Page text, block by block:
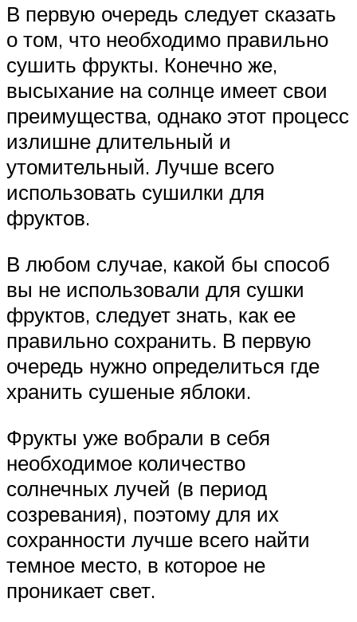
В первую очередь следует сказать
о том, что необходимо правильно
сушить фрукты. Конечно же,
высыхание на солнце имеет свои
преимущества, однако этот процесс
излишне длительный и
утомительный. Лучше всего
использовать сушилки для
фруктов.
В любом случае, какой бы способ
вы не использовали для сушки
фруктов, следует знать, как ее
правильно сохранить. В первую
очередь нужно определиться где
хранить сушеные яблоки.
Фрукты уже вобрали в себя
необходимое количество
солнечных лучей (в период
созревания), поэтому для их
сохранности лучше всего найти
темное место, в которое не
проникает свет.